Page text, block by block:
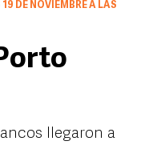
DE NOVIEMBRE A LAS
llegaron a